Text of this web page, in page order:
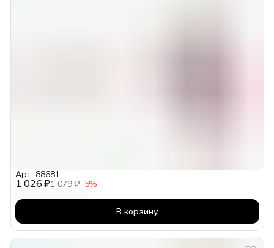
1 026 ₽1 079 ₽−5%
Арт: 88681
В корзину